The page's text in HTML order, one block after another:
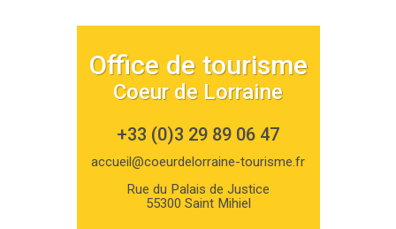
Office de tourisme
Coeur de Lorraine
+33 (0)3 29 89 06 47
accueil@coeurdelorraine-tourisme.fr
Rue du Palais de Justice
55300 Saint Mihiel